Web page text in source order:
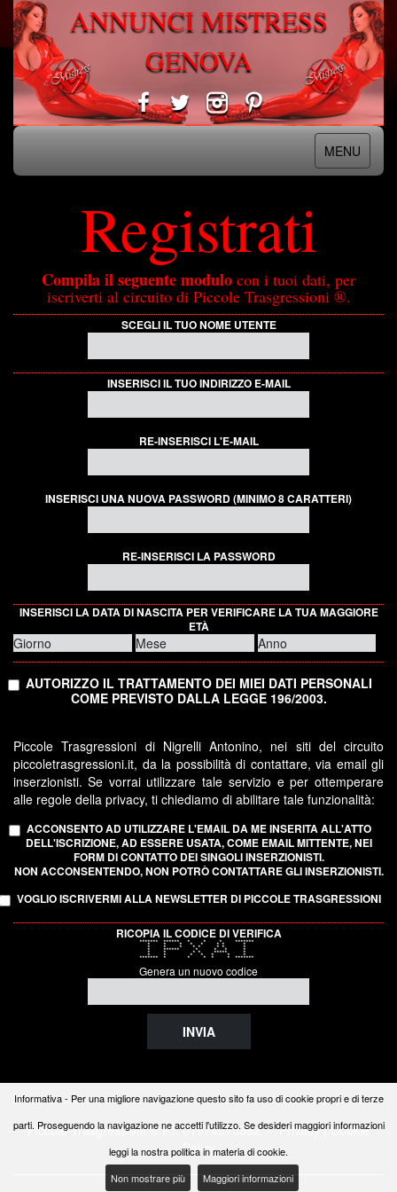
ANNUNCI MISTRESS
GENOVA
MENU
Registrati
Compila il seguente modulo con i tuoi dati, per
iscriverti al circuito di Piccole Trasgressioni ®.
SCEGLI IL TUO NOME UTENTE
INSERISCI IL TUO INDIRIZZO E-MAIL
RE-INSERISCI L'E-MAIL
INSERISCI UNA NUOVA PASSWORD (MINIMO 8 CARATTERI)
RE-INSERISCI LA PASSWORD
INSERISCI LA DATA DI NASCITA PER VERIFICARE LA TUA MAGGIORE
ETÀ
AUTORIZZO IL TRATTAMENTO DEI MIEI DATI PERSONALI
COME PREVISTO DALLA LEGGE 196/2003.
Piccole Trasgressioni di Nigrelli Antonino, nei siti del circuito
piccoletrasgressioni.it, da la possibilità di contattare, via email gli
inserzionisti. Se vorrai utilizzare tale servizio e per ottemperare
alle regole della privacy, ti chiediamo di abilitare tale funzionalità:
ACCONSENTO AD UTILIZZARE L'EMAIL DA ME INSERITA ALL'ATTO
DELL'ISCRIZIONE, AD ESSERE USATA, COME EMAIL MITTENTE, NEI
FORM DI CONTATTO DEI SINGOLI INSERZIONISTI.
NON ACCONSENTENDO, NON POTRÒ CONTATTARE GLI INSERZIONISTI.
VOGLIO ISCRIVERMI ALLA NEWSLETTER DI PICCOLE TRASGRESSIONI
RICOPIA IL CODICE DI VERIFICA
******* ****** * * * *******
* * * * * * * *
* * * * * * * *
* ****** * * * *
* * * * ***** *
* * * * * * *
******* * * * * * *******
Genera un nuovo codice
INVIA
Piccole Trasgressioni ®P.I. 01974570382 -Privacy|Cookie
Policy
Informativa - Per una migliore navigazione questo sito fa uso di cookie propri e di terze
parti. Proseguendo la navigazione ne accetti l'utilizzo. Se desideri maggiori informazioni
leggi la nostra politica in materia di cookie.
Non mostrare più
Maggiori informazioni